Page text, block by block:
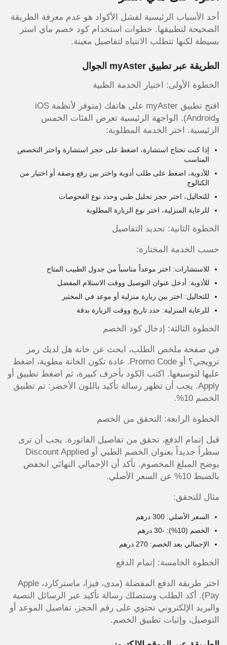
أحد الأسباب الرئيسية لفشل الأكواد هو عدم معرفة الطريقة
الصحيحة لتطبيقها. خطوات استخدام كود خصم ماي استر
بسيطة لكنها تتطلب الانتباه لتفاصيل معينة.
الطريقة عبر تطبيق myAster الجوال
الخطوة الأولى: اختيار الخدمة الطبية
افتح تطبيق myAster على هاتفك (متوفر لأنظمة iOS
وAndroid). الواجهة الرئيسية تعرض الفئات الخمس
الرئيسية. اختر الخدمة المطلوبة:
إذا كنت تحتاج استشارة، اضغط على حجز استشارة واختر التخصص
المناسب
للأدوية، اضغط على طلب أدوية واختر بين رفع وصفة أو اختيار من
الكتالوج
للتحاليل، اختر حجز تحليل طبي وحدد نوع الفحوصات
للرعاية المنزلية، اختر نوع الزيارة المطلوبة
الخطوة الثانية: تحديد التفاصيل
حسب الخدمة المختارة:
للاستشارات: اختر موعداً مناسباً من جدول الطبيب المتاح
للأدوية: أدخل عنوان التوصيل ووقت الاستلام المفضل
للتحاليل: اختر بين زيارة منزلية أو موعد في المختبر
للرعاية المنزلية: حدد تاريخ ووقت الزيارة بدقة
الخطوة الثالثة: إدخال كود الخصم
في صفحة ملخص الطلب، ابحث عن خانة هل لديك رمز
ترويجي؟ أو Promo Code. عادة تكون الخانة مطوية، اضغط
عليها لتوسيعها. اكتب الكود بأحرف كبيرة، ثم اضغط تطبيق أو
Apply. يجب أن تظهر رسالة تأكيد باللون الأخضر: تم تطبيق
الخصم 10%.
الخطوة الرابعة: التحقق من الخصم
قبل إتمام الدفع، تحقق من تفاصيل الفاتورة. يجب أن ترى
سطراً جديداً بعنوان الخصم الطبي أو Discount Applied
يوضح المبلغ المخصوم. تأكد أن الإجمالي النهائي انخفض
بالضبط 10% عن السعر الأصلي.
مثال للتحقق:
السعر الأصلي: 300 درهم
الخصم (10%): -30 درهم
الإجمالي بعد الخصم: 270 درهم
الخطوة الخامسة: إتمام الدفع
اختر طريقة الدفع المفضلة (مدى، فيزا، ماستركارد، Apple
Pay). أكد الطلب وستصلك رسالة تأكيد عبر الرسائل النصية
والبريد الإلكتروني تحتوي على رقم الحجز، تفاصيل الموعد أو
التوصيل، وإثبات تطبيق الخصم.